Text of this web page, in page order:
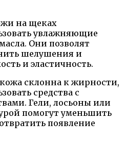
на щеках
увлажняющие
Они позволят
шелушения и
и эластичность.
склонна к жирности,
средства с
Гели, лосьоны или
помогут уменьшить
появление